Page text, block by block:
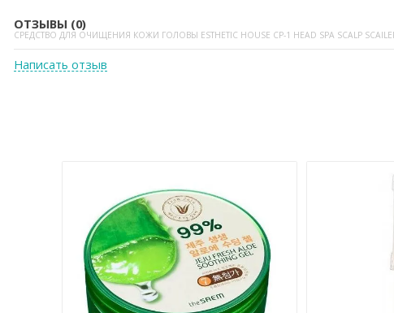
ОТЗЫВЫ (0)
СРЕДСТВО ДЛЯ ОЧИЩЕНИЯ КОЖИ ГОЛОВЫ ESTHETIC HOUSE CP-1 HEAD SPA SCALP
Написать отзыв